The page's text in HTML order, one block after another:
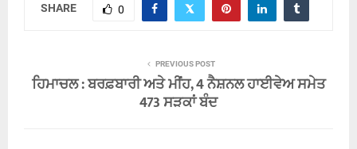
SHARE 0
PREVIOUS POST
ਹਿਮਾਚਲ : ਬਰਫ਼ਬਾਰੀ ਅਤੇ ਮੀਂਹ, 4 ਨੈਸ਼ਨਲ ਹਾਈਵੇਅ ਸਮੇਤ
473 ਸੜਕਾਂ ਬੰਦ